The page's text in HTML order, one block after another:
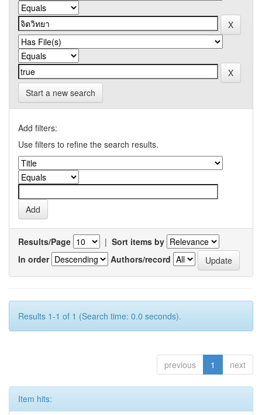
Start a new search
Add filters:
Use filters to refine the search results.
Results/Page | Sort items by
In order
Authors/record
Results 1-1 of 1 (Search time: 0.0 seconds).
previous 1 next
Item hits: